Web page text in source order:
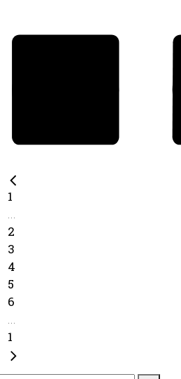
1
...
2
3
4
5
6
...
1